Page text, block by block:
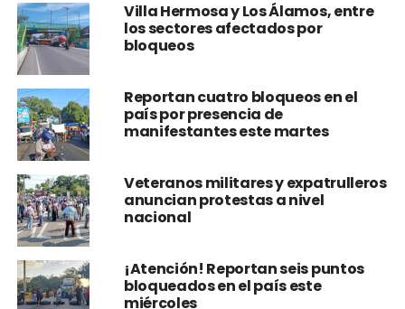
Villa Hermosa y Los Álamos, entre
los sectores afectados por
bloqueos
Reportan cuatro bloqueos en el
país por presencia de
manifestantes este martes
Veteranos militares y expatrulleros
anuncian protestas a nivel
nacional
¡Atención! Reportan seis puntos
bloqueados en el país este
miércoles